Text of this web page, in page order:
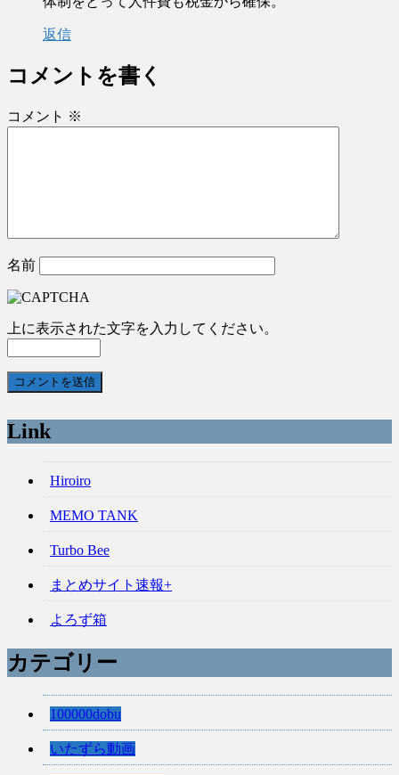
返信
コメントを書く
コメント ※
名前
上に表示された文字を入力してください。
Link
Hiroiro
MEMO TANK
Turbo Bee
まとめサイト速報+
よろず箱
カテゴリー
100000dobu
いたずら動画